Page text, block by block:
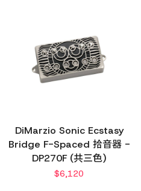
DiMarzio Sonic Ecstasy
Bridge F-Spaced 拾音器 -
DP270F (共三色)
$6,120